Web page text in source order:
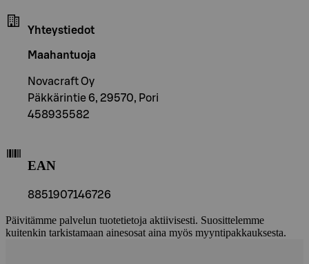
Yhteystiedot
Maahantuoja
Novacraft Oy
Päkkärintie 6, 29570, Pori
458935582
EAN
8851907146726
Päivitämme palvelun tuotetietoja aktiivisesti. Suosittelemme
kuitenkin tarkistamaan ainesosat aina myös myyntipakkauksesta.